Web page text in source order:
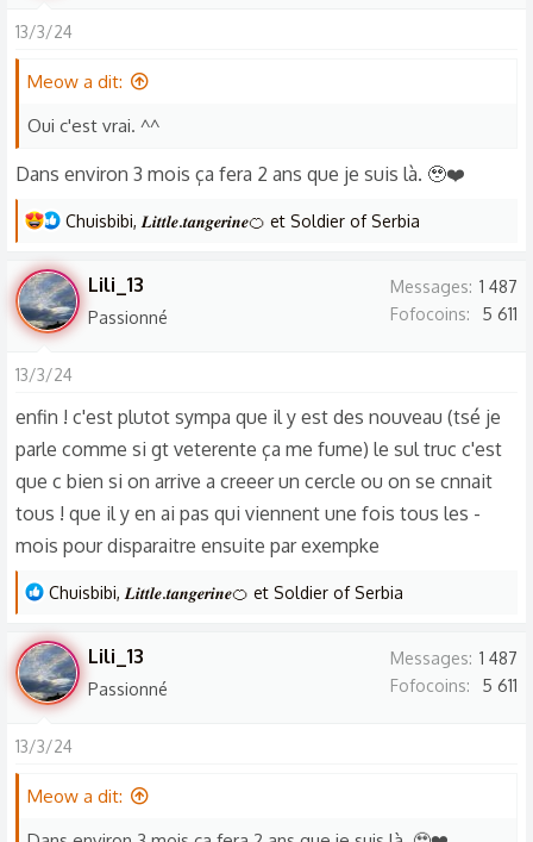
c
o
s
13/3/24
Meow a dit:
Oui c'est vrai. ^^
Dans environ 3 mois ça fera 2 ans que je suis là. 🥹❤️
L
s
r
é
c
t
n
s
:
Chuisbibi, 𝑳𝒊𝒕𝒕𝒍𝒆.𝒕𝒂𝒏𝒈𝒆𝒓𝒊𝒏𝒆🍊 et Soldier of Serbia
Lili_13
Passionné
Messages 1 487
Fofocoins
5 611
13/3/24
enfin ! c'est plutot sympa que il y est des nouveau (tsé je
parle comme si gt veterente ça me fume) le sul truc c'est
que c bien si on arrive a creeer un cercle ou on se cnnait
tous ! que il y en ai pas qui viennent une fois tous les -
mois pour disparaitre ensuite par exempke
L
s
r
é
c
o
Chuisbibi, 𝑳𝒊𝒕𝒕𝒍𝒆.𝒕𝒂𝒏𝒈𝒆𝒓𝒊𝒏𝒆🍊 et Soldier of Serbia
Lili_13
Passionné
Messages 1 487
Fofocoins
5 611
13/3/24
Meow a dit: